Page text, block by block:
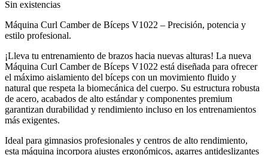
original
$1.890.000.$1.690.000.
Sin existencias
Máquina Curl Camber de Bíceps V1022 – Precisión, potencia y
estilo profesional.
¡Lleva tu entrenamiento de brazos hacia nuevas alturas! La nueva
Máquina Curl Camber de Bíceps V1022 está diseñada para ofrecer
el máximo aislamiento del bíceps con un movimiento fluido y
natural que respeta la biomecánica del cuerpo. Su estructura robusta
de acero, acabados de alto estándar y componentes premium
garantizan durabilidad y rendimiento incluso en los entrenamientos
más exigentes.
Ideal para gimnasios profesionales y centros de alto rendimiento,
esta máquina incorpora ajustes ergonómicos, agarres antideslizantes